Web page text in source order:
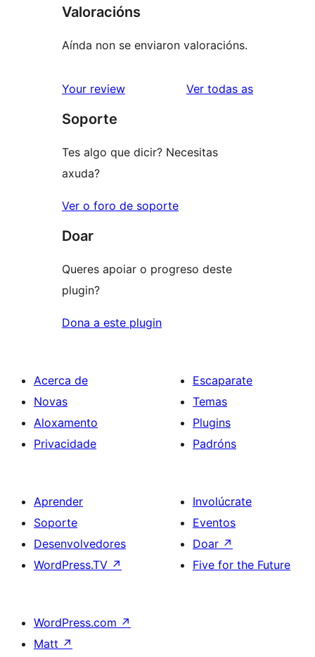
Valoracións
Aínda non se enviaron valoracións.
Your review Ver todas asvaloracións
Soporte
Tes algo que dicir? Necesitas
axuda?
Ver o foro de soporte
Doar
Queres apoiar o progreso deste
plugin?
Dona a este plugin
Acerca de
Novas
Aloxamento
Privacidade
Escaparate
Temas
Plugins
Padróns
Aprender
Soporte
Desenvolvedores
WordPress.TV ↗
Involúcrate
Eventos
Doar ↗
Five for the Future
WordPress.com ↗
Matt ↗